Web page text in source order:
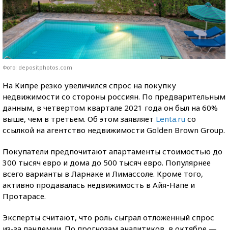
Фото: depositphotos.com
На Кипре резко увеличился спрос на покупку
недвижимости со стороны россиян. По предварительным
данным, в четвертом квартале 2021 года он был на 60%
выше, чем в третьем. Об этом заявляет Lenta.ru со
ссылкой на агентство недвижимости Golden Brown Group.
Покупатели предпочитают апартаменты стоимостью до
300 тысяч евро и дома до 500 тысяч евро. Популярнее
всего варианты в Ларнаке и Лимассоле. Кроме того,
активно продавалась недвижимость в Айя-Напе и
Протарасе.
Эксперты считают, что роль сыграл отложенный спрос